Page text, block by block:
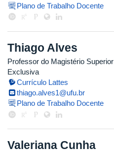
Plano de Trabalho Docente
Thiago Alves
Professor do Magistério Superior
Exclusiva
Currículo Lattes
thiago.alves1@ufu.br
Plano de Trabalho Docente
Valeriana Cunha